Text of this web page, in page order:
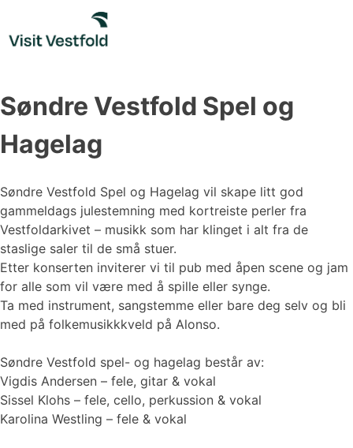
content
Søndre Vestfold Spel og
Hagelag
Søndre Vestfold Spel og Hagelag vil skape litt god
gammeldags julestemning med kortreiste perler fra
Vestfoldarkivet – musikk som har klinget i alt fra de
staslige saler til de små stuer.
Etter konserten inviterer vi til pub med åpen scene og jam
for alle som vil være med å spille eller synge.
Ta med instrument, sangstemme eller bare deg selv og bli
med på folkemusikkkveld på Alonso.
Søndre Vestfold spel- og hagelag består av:
Vigdis Andersen – fele, gitar & vokal
Sissel Klohs – fele, cello, perkussion & vokal
Karolina Westling – fele & vokal